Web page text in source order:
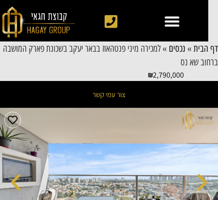
הבית»נכסים»למכירה מיני פנטהאוז בבאר יעקב בשכונת פארק המושבה
שא נס
2,790,000
צור עמי קשר